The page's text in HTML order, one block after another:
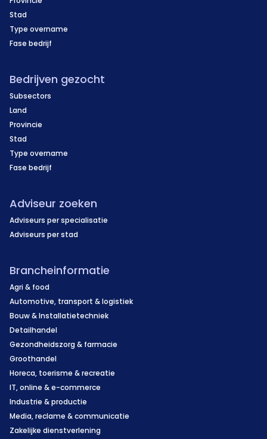
Stad
Type overname
Fase bedrijf
Bedrijven gezocht
Subsectors
Land
Provincie
Stad
Type overname
Fase bedrijf
Adviseur zoeken
Adviseurs per specialisatie
Adviseurs per stad
Brancheinformatie
Agri & food
Automotive, transport & logistiek
Bouw & Installatietechniek
Detailhandel
Gezondheidszorg & farmacie
Groothandel
Horeca, toerisme & recreatie
IT, online & e-commerce
Industrie & productie
Media, reclame & communicatie
Zakelijke dienstverlening